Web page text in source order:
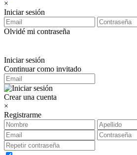
×
Iniciar sesión
Olvidé mi contraseña
Iniciar sesión
Continuar como invitado
Crear una cuenta
×
Registrarme